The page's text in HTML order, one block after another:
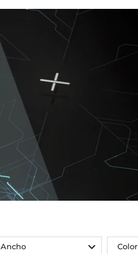
Ancho Color